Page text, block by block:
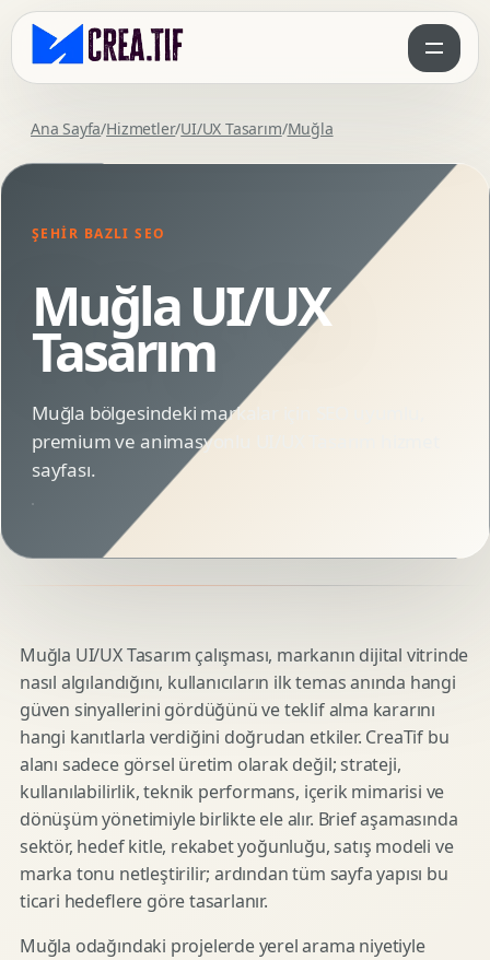
Ana Sayfa/Hizmetler/UI/UX Tasarım/Muğla
ŞEHIR BAZLI SEO
Muğla UI/UX
Tasarım
Muğla bölgesindeki markalar için SEO uyumlu,
premium ve animasyonlu UI/UX Tasarım hizmet
sayfası.
Muğla UI/UX Tasarım çalışması, markanın dijital vitrinde
nasıl algılandığını, kullanıcıların ilk temas anında hangi
güven sinyallerini gördüğünü ve teklif alma kararını
hangi kanıtlarla verdiğini doğrudan etkiler. CreaTif bu
alanı sadece görsel üretim olarak değil; strateji,
kullanılabilirlik, teknik performans, içerik mimarisi ve
dönüşüm yönetimiyle birlikte ele alır. Brief aşamasında
sektör, hedef kitle, rekabet yoğunluğu, satış modeli ve
marka tonu netleştirilir; ardından tüm sayfa yapısı bu
ticari hedeflere göre tasarlanır.
Muğla odağındaki projelerde yerel arama niyetiyle